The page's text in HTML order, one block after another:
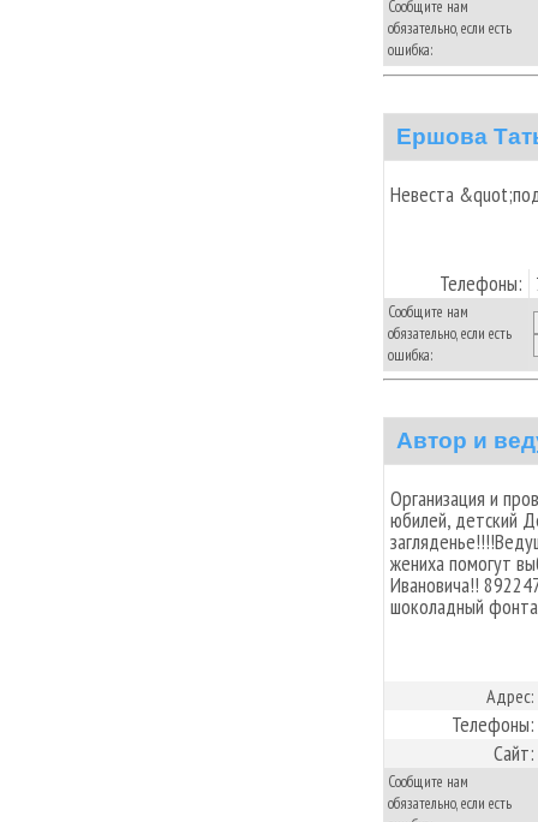
Сообщите нам
обязательно, если есть
ошибка:
Ершова
Невеста
Телефоны:
Сообщите нам
обязательно, если есть
ошибка:
Автор и
Организация и
юбилей, детский
жениха помогут
Ивановича!!
шоколадный
Адрес:
Телефоны:
Сайт:
Сообщите нам
обязательно, если есть